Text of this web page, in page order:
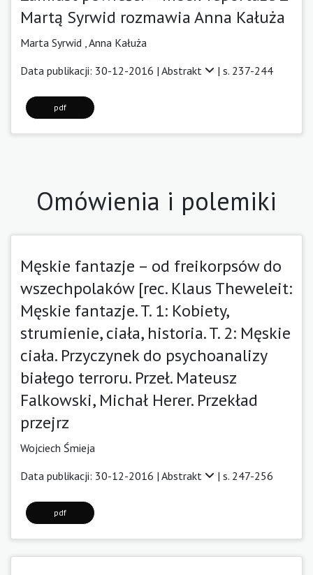
Martą Syrwid rozmawia Anna Kałuża
Marta Syrwid , Anna Kałuża
Data publikacji: 30-12-2016 | Abstrakt | s. 237-244
pdf
Omówienia i polemiki
Męskie fantazje – od freikorpsów do
wszechpolaków [rec. Klaus Theweleit:
Męskie fantazje. T. 1: Kobiety,
strumienie, ciała, historia. T. 2: Męskie
ciała. Przyczynek do psychoanalizy
białego terroru. Przeł. Mateusz
Falkowski, Michał Herer. Przekład
przejrz
Wojciech Śmieja
Data publikacji: 30-12-2016 | Abstrakt | s. 247-256
pdf